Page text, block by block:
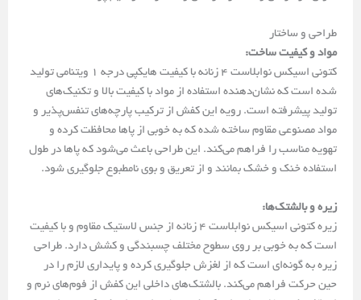
طراحی و ساختار
مواد و کیفیت ساخت:
کتونی اسیکس نوابلاست ۴ زنانه با کیفیت هایکپی درجه ۱ ویتنامی تولید
شده است که نشان‌دهنده استفاده از مواد با کیفیت بالا و تکنیک‌های
تولید پیشرفته است. رویه این کفش از ترکیب پارچه‌های تنفس‌پذیر و
مواد مصنوعی مقاوم ساخته شده که به خوبی از پاها محافظت کرده و
تهویه مناسب را فراهم می‌کند. این طراحی باعث می‌شود که پاها در طول
استفاده خنک و خشک بمانند و از تعریق و بوی نامطبوع جلوگیری شود.
زیره و بالشتک‌ها:
زیره کتونی اسیکس نوابلاست ۴ زنانه از جنس لاستیک مقاوم و با کیفیت
است که به خوبی بر روی سطوح مختلف چسبندگی و کشش دارد. طراحی
زیره به گونه‌ای است که از لغزش جلوگیری کرده و پایداری لازم را در
حین حرکت فراهم می‌کند. بالشتک‌های داخلی این کفش از فوم‌های نرم و